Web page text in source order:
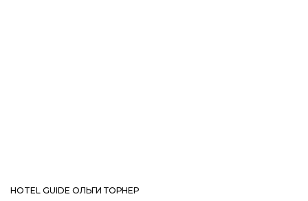
HOTEL GUIDE ОЛЬГИ ТОРНЕР